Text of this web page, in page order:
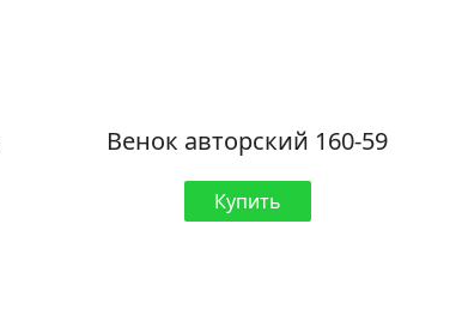
Венок авторский 160-59
Купить